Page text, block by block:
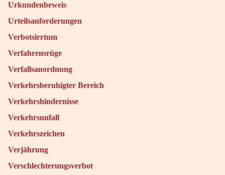
Urkundenbeweis
Urteilsanforderungen
Verbotsirrtum
Verfahrensrüge
Verfallsanordnung
Verkehrsberuhigter Bereich
Verkehrshindernisse
Verkehrsunfall
Verkehrszeichen
Verjährung
Verschlechterungsverbot